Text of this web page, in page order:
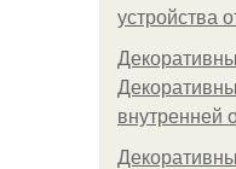
устройства
внутренней